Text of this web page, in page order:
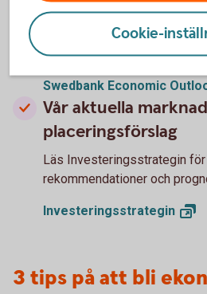
Läs vår konjunkturrapport -
Outlook - där våra experter
prognoser.
Swedbank Economic
Vår aktuella
placeringsförslag
Läs Investeringsstrategin för
rekommendationer och
Investeringsstrategin
3 tips på att bli
Cookie-